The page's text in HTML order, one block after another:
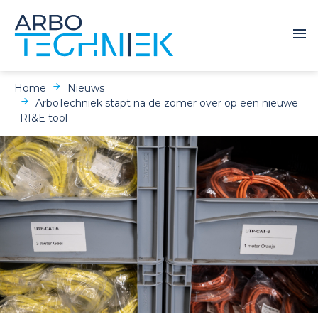
Home
Nieuws
ArboTechniek stapt na de zomer over op een nieuwe
RI&E tool